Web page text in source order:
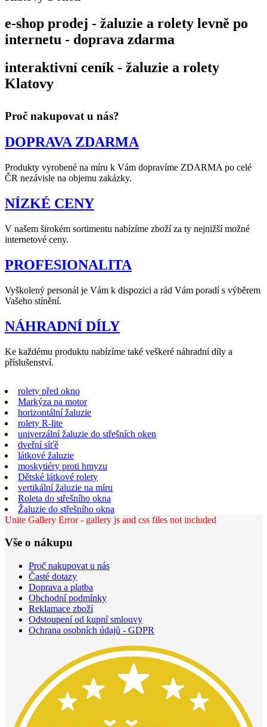
e-shop prodej - žaluzie a rolety levně po
internetu - doprava zdarma
interaktivní ceník - žaluzie a rolety
Klatovy
Proč nakupovat u nás?
DOPRAVA ZDARMA
Produkty vyrobené na míru k Vám dopravíme ZDARMA po celé
ČR nezávisle na objemu zakázky.
NÍZKÉ CENY
V našem širokém sortimentu nabízíme zboží za ty nejnižší možné
internetové ceny.
PROFESIONALITA
Vyškolený personál je Vám k dispozici a rád Vám poradí s výběrem
Vašeho stínění.
NÁHRADNÍ DÍLY
Ke každému produktu nabízíme také veškeré náhradní díly a
příslušenství.
rolety před okno
Markýza na motor
horizontální žaluzie
rolety R-lite
univerzální žaluzie do střešních oken
dveřní síťě
látkové žaluzie
moskytiéry proti hmyzu
Dětské látkové rolety
vertikální žaluzie na míru
Roleta do střešního okna
Žaluzie do střešního okna
Unite Gallery Error - gallery js and css files not included
Vše o nákupu
Proč nakupovat u nás
Časté dotazy
Doprava a platba
Obchodní podmínky
Reklamace zboží
Odstoupení od kupní smlouvy
Ochrana osobních údajů - GDPR